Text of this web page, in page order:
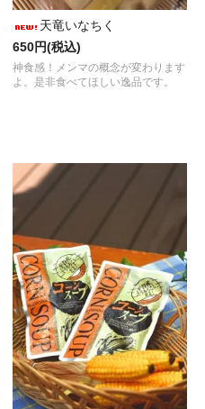
天竜いなちく
650円(税込)
神食感！メンマの概念が変わります
よ。是非食べてほしい逸品です。